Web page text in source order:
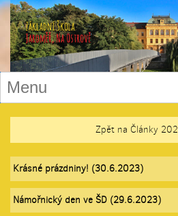
Zpět na Články
Krásné prázdniny! (30.6.2023)
Námořnický den ve ŠD (29.6.2023)